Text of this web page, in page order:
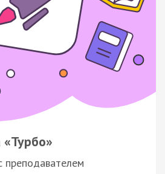
преподавателем